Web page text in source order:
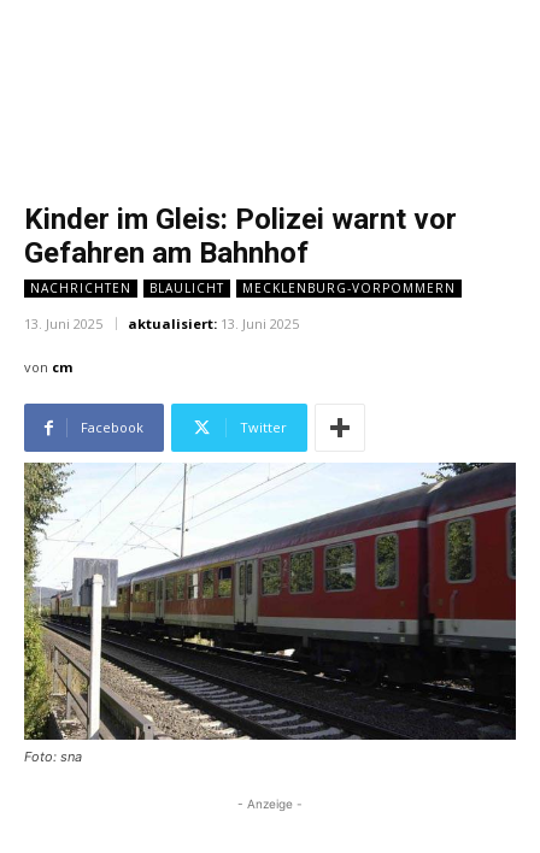
Kinder im Gleis: Polizei warnt vor
Gefahren am Bahnhof
NACHRICHTEN BLAULICHT MECKLENBURG-VORPOMMERN
13. Juni 2025 aktualisiert: 13. Juni 2025
von cm
Facebook Twitter
Foto: sna
- Anzeige -